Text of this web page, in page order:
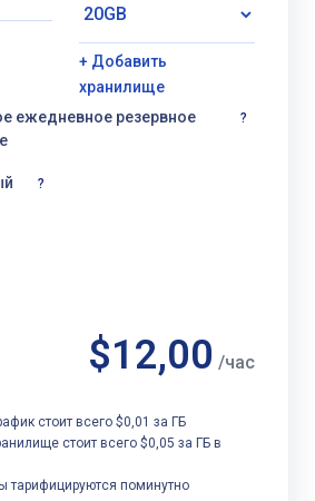
+ Добавить
хранилище
ежедневное резервное
?
?
стоит всего $0,01 за ГБ
стоит всего $0,05 за ГБ в
тарифицируются поминутно
$12,00 /час